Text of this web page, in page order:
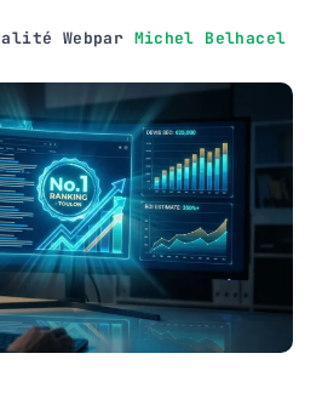
PME
SEO
Webpar Michel Belhacel